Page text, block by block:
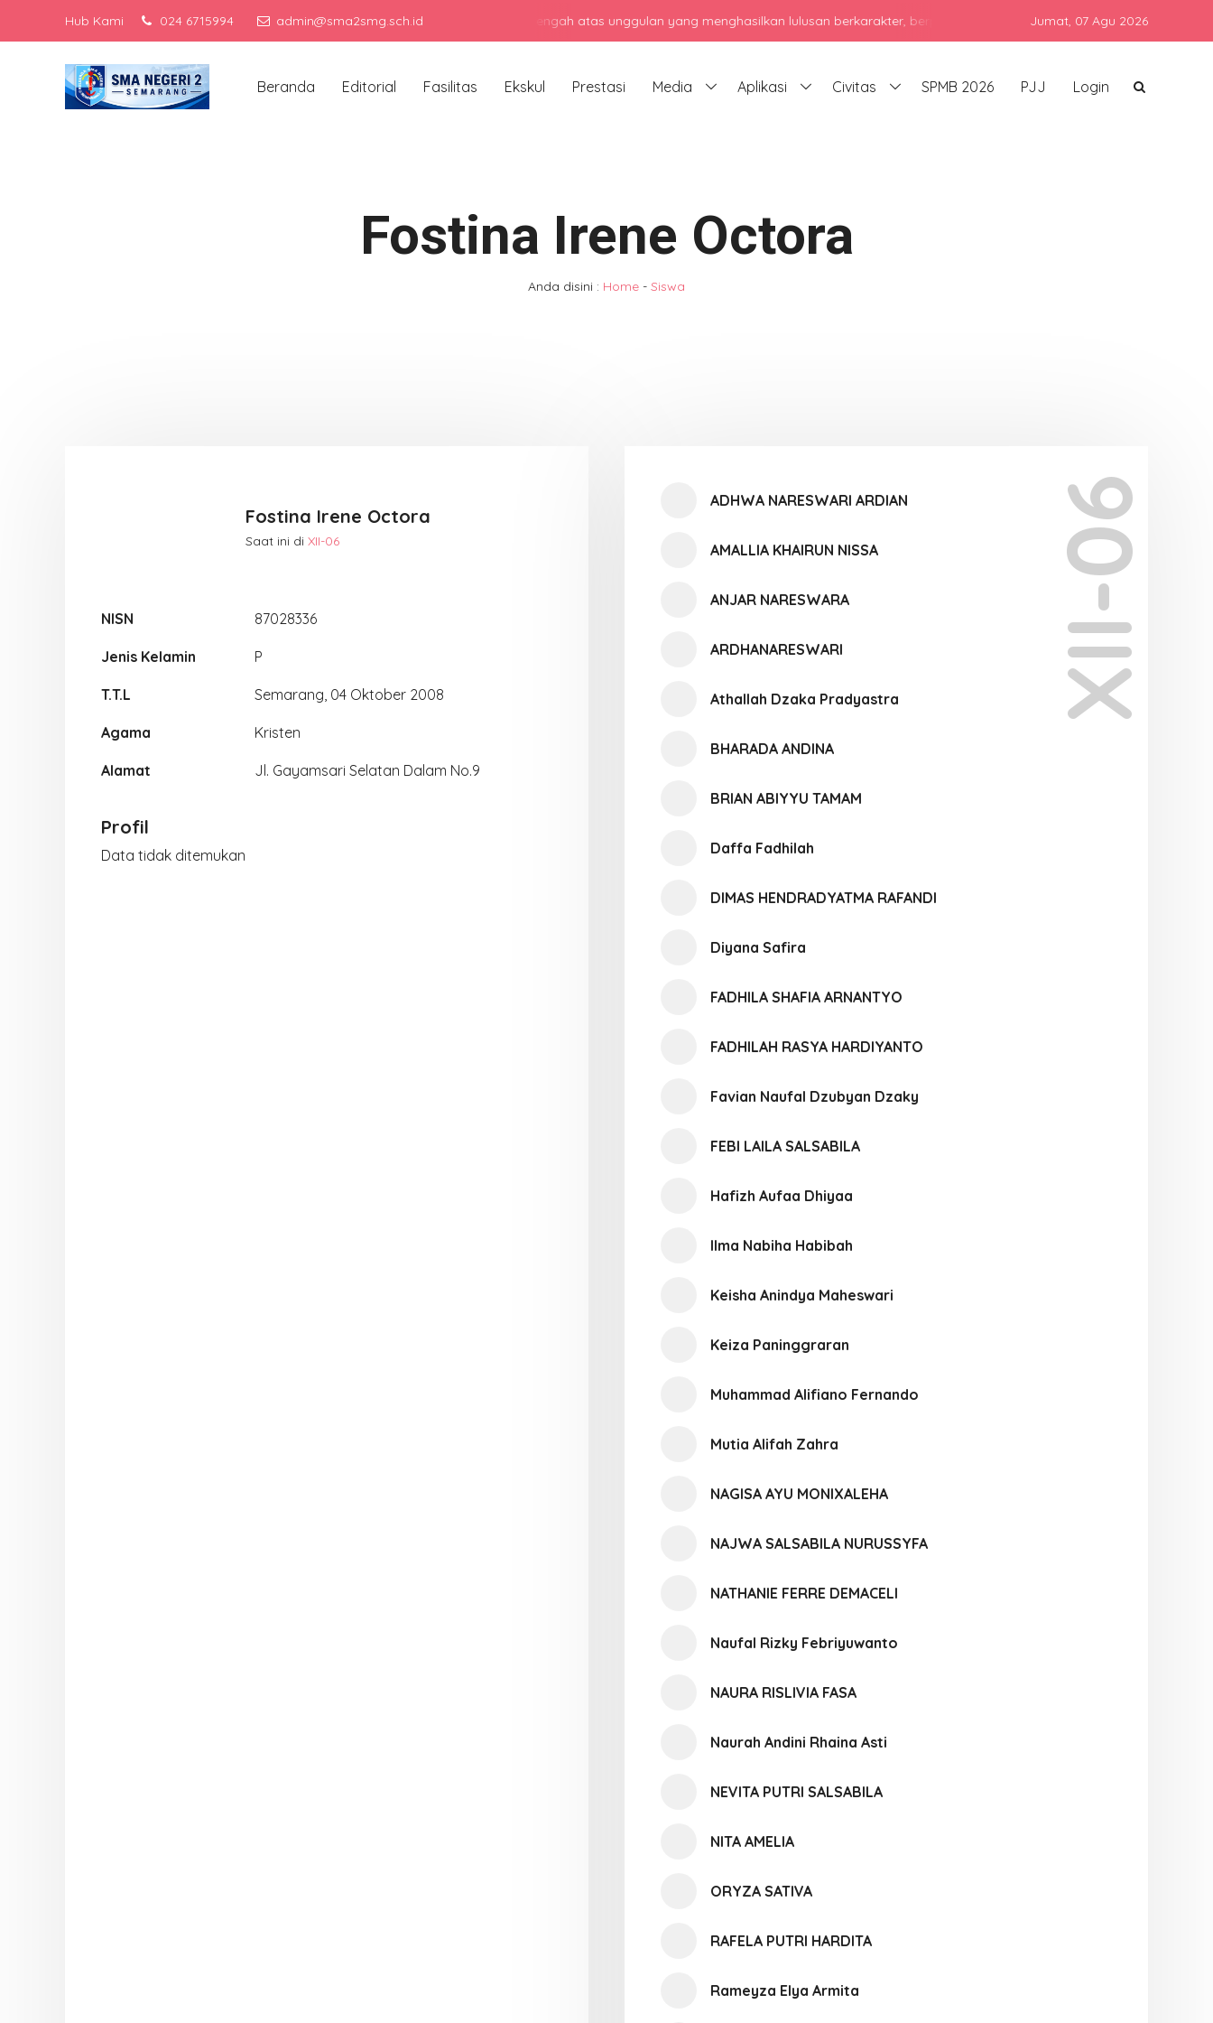
Hub Kami 024 6715994 admin@sma2smg.sch.idMenjadi sekolah menengah atas unggulan yang menghasilkan lulusan berkarakter, berprestasi, dan siap bersaing di era global dengan
Jumat, 07 Agu 2026
Beranda Editorial Fasilitas Ekskul Prestasi Media Aplikasi Civitas SPMB 2026 PJJ Login
Fostina Irene Octora
Anda disini : Home - Siswa
Fostina Irene Octora
Saat ini di XII-06
NISN 87028336
Jenis Kelamin P
T.T.L Semarang, 04 Oktober 2008
Agama Kristen
Alamat Jl. Gayamsari Selatan Dalam No.9
Profil
Data tidak ditemukan
XII-06
ADHWA NARESWARI ARDIAN
AMALLIA KHAIRUN NISSA
ANJAR NARESWARA
ARDHANARESWARI
Athallah Dzaka Pradyastra
BHARADA ANDINA
BRIAN ABIYYU TAMAM
Daffa Fadhilah
DIMAS HENDRADYATMA RAFANDI
Diyana Safira
FADHILA SHAFIA ARNANTYO
FADHILAH RASYA HARDIYANTO
Favian Naufal Dzubyan Dzaky
FEBI LAILA SALSABILA
Hafizh Aufaa Dhiyaa
Ilma Nabiha Habibah
Keisha Anindya Maheswari
Keiza Paninggraran
Muhammad Alifiano Fernando
Mutia Alifah Zahra
NAGISA AYU MONIXALEHA
NAJWA SALSABILA NURUSSYFA
NATHANIE FERRE DEMACELI
Naufal Rizky Febriyuwanto
NAURA RISLIVIA FASA
Naurah Andini Rhaina Asti
NEVITA PUTRI SALSABILA
NITA AMELIA
ORYZA SATIVA
RAFELA PUTRI HARDITA
Rameyza Elya Armita